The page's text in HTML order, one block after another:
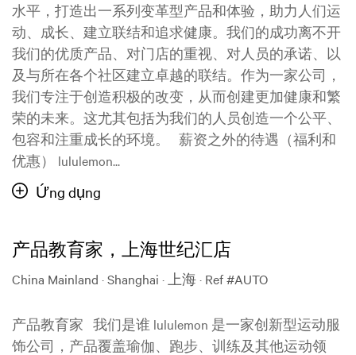
水平，打造出一系列变革型产品和体验，助力人们运
动、成长、建立联结和追求健康。我们的成功离不开
我们的优质产品、对门店的重视、对人员的承诺、以
及与所在各个社区建立卓越的联结。作为一家公司，
我们专注于创造积极的改变，从而创建更加健康和繁
荣的未来。这尤其包括为我们的人员创造一个公平、
包容和注重成长的环境。 薪资之外的待遇（福利和
优惠） lululemon...
Ứng dụng
产品教育家，上海世纪汇店
China Mainland · Shanghai · 上海· Ref #AUTO
产品教育家 我们是谁 lululemon 是一家创新型运动服
饰公司，产品覆盖瑜伽、跑步、训练及其他运动领